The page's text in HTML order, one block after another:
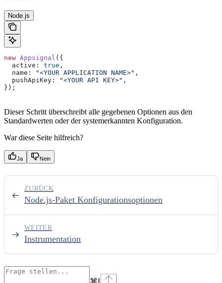
Node.js
new Appsignal ({
  active:
true ,
  name:
"<YOUR APPLICATION NAME>" ,
  pushApiKey:
"<YOUR API KEY>" ,
});
Dieser Schritt überschreibt alle gegebenen Optionen aus den
Standardwerten oder der systemerkannten Konfiguration.
War diese Seite hilfreich?
Ja Nein
Node.js-Paket Konfigurationsoptionen
ZURÜCK
Instrumentation
WEITER
⌘I